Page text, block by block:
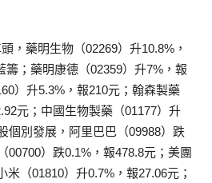
，藥明生物（02269）升10.8%，
籌；藥明康德（02359）升7%，報
）升5.3%，報210元；翰森製藥
元；中國生物製藥（01177）升
個別發展，阿里巴巴（09988）跌
00700）跌0.1%，報478.8元；美團
米（01810）升0.7%，報27.06元；